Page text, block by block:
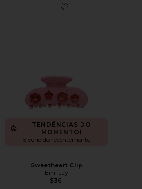
Favorite Sweetheart Clip
TENDÊNCIAS DO
MOMENTO!
5 vendido recentemente
Sweetheart Clip
Emi Jay
$36